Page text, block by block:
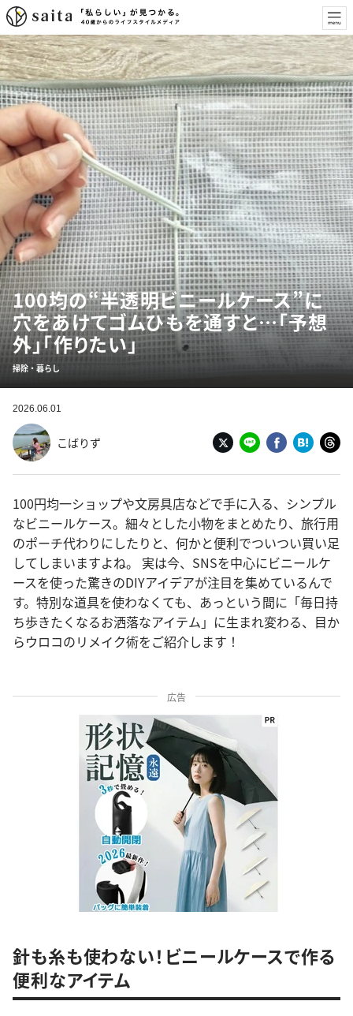
100均の“半透明ビニールケース”に
穴をあけてゴムひもを通すと…「予想
外」「作りたい」
掃除・暮らし
2026.06.01
こばりず
100円均一ショップや文房具店などで手に入る、シンプル
なビニールケース。細々とした小物をまとめたり、旅行用
のポーチ代わりにしたりと、何かと便利でついつい買い足
してしまいますよね。 実は今、SNSを中心にビニールケ
ースを使った驚きのDIYアイデアが注目を集めているんで
す。特別な道具を使わなくても、あっという間に「毎日持
ち歩きたくなるお洒落なアイテム」に生まれ変わる、目か
らウロコのリメイク術をご紹介します！
広告
針も糸も使わない！ビニールケースで作る
便利なアイテム